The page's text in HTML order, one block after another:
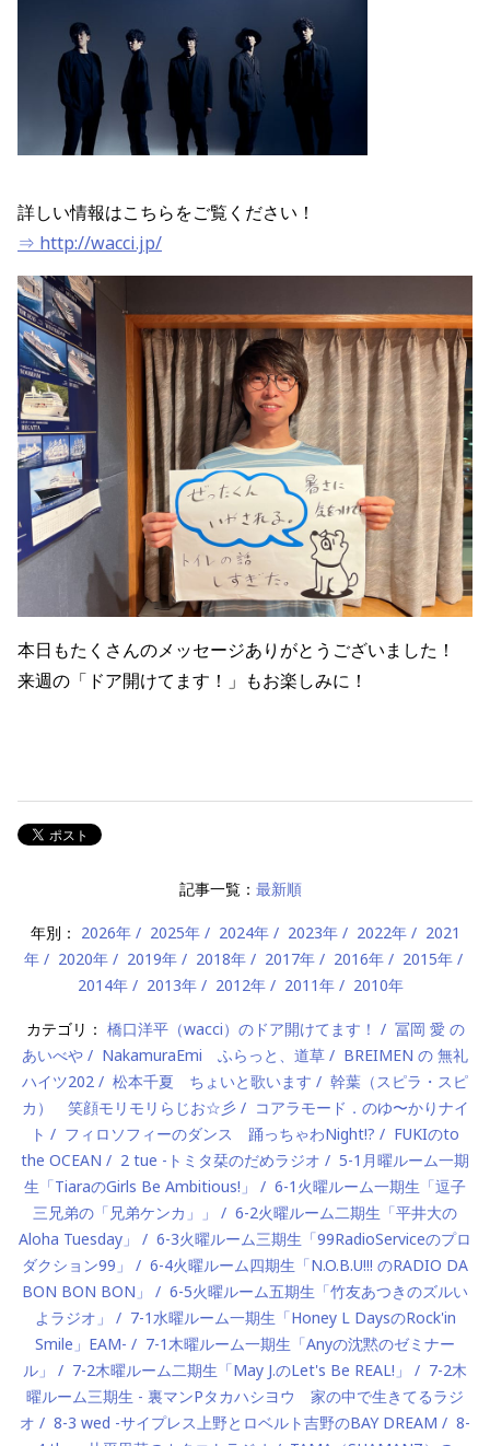
詳しい情報はこちらをご覧ください！
⇒ http://wacci.jp/
本日もたくさんのメッセージありがとうございました！
来週の「ドア開けてます！」もお楽しみに！
記事一覧： 最新順
年別： 2026年 2025年 2024年 2023年 2022年
2021
年
2020年 2019年 2018年 2017年 2016年
2015年
2014年
2013年 2012年 2011年 2010年
カテゴリ： 橋口洋平（wacci）のドア開けてます！
冨岡 愛 の
あいべや
NakamuraEmi ふらっと、道草
BREIMEN の 無礼
ハイツ202
松本千夏 ちょいと歌います
幹葉（スピラ・スピ
カ） 笑顔モリモリらじお☆彡
コアラモード．のゆ〜かりナイ
ト
フィロソフィーのダンス 踊っちゃわNight!?
FUKIのto
the OCEAN
2 tue -トミタ栞のだめラジオ
5-1月曜ルーム一期
生「TiaraのGirls Be Ambitious!」
6-1火曜ルーム一期生「逗子
三兄弟の「兄弟ケンカ」」
6-2火曜ルーム二期生「平井大の
Aloha Tuesday」
6-3火曜ルーム三期生「99RadioServiceのプロ
ダクション99」
6-4火曜ルーム四期生「N.O.B.U!!! のRADIO DA
BON BON BON」
6-5火曜ルーム五期生「竹友あつきのズルい
よラジオ」
7-1水曜ルーム一期生「Honey L DaysのRock'in
Smile」EAM-
7-1木曜ルーム一期生「Anyの沈黙のゼミナー
ル」
7-2木曜ルーム二期生「May J.のLet's Be REAL!」
7-2木
曜ルーム三期生 - 裏マンPタカハシヨウ 家の中で生きてるラジ
オ
8-3 wed -サイプレス上野とロベルト吉野のBAY DREAM
8-